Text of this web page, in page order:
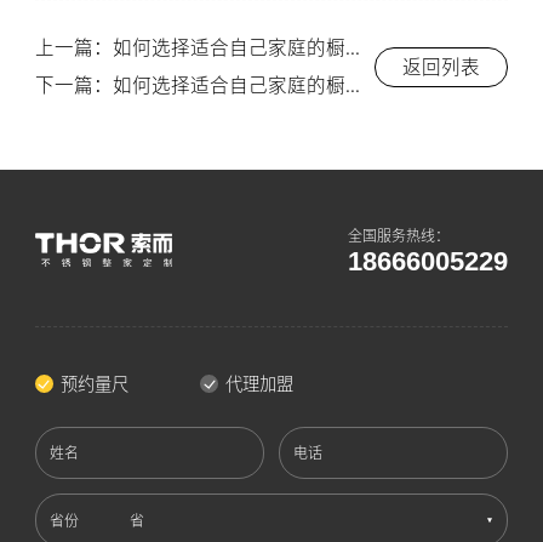
上一篇：如何选择适合自己家庭的橱柜风格-索而/Thor
下一篇：如何选择适合自己家庭的橱柜风格-索而/Thor
返回列表
全国服务热线：
18666005229
预约量尺 代理加盟
姓名 电话
省份